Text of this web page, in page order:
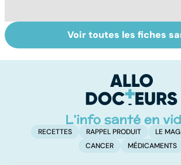
Mélanome : le
plus redouté des
Grains
: à
Voir toutes les fiches
RECETTES RAPPEL PRODUIT
LE
CANCER
MÉDICAMENTS